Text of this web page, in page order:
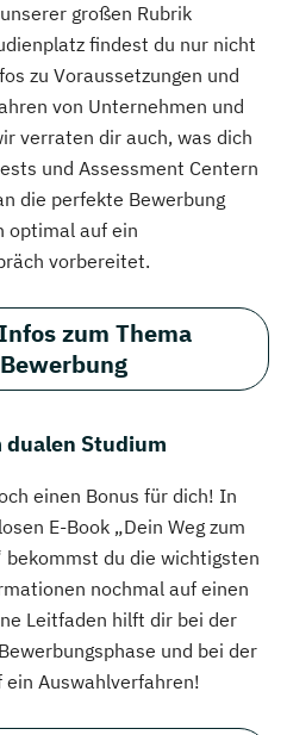
großen Rubrik
findest du nur nicht
zu Voraussetzungen und
von Unternehmen und
verraten dir auch, was dich
und Assessment Centern
die perfekte Bewerbung
optimal auf ein
vorbereitet.
zum Thema
Bewerbung
dualen Studium
einen Bonus für dich! In
E-Book „Dein Weg zum
bekommst du die wichtigsten
nochmal auf einen
Leitfaden hilft dir bei der
und bei der
Auswahlverfahren!